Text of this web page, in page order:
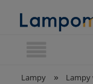
Lampy » Lampy